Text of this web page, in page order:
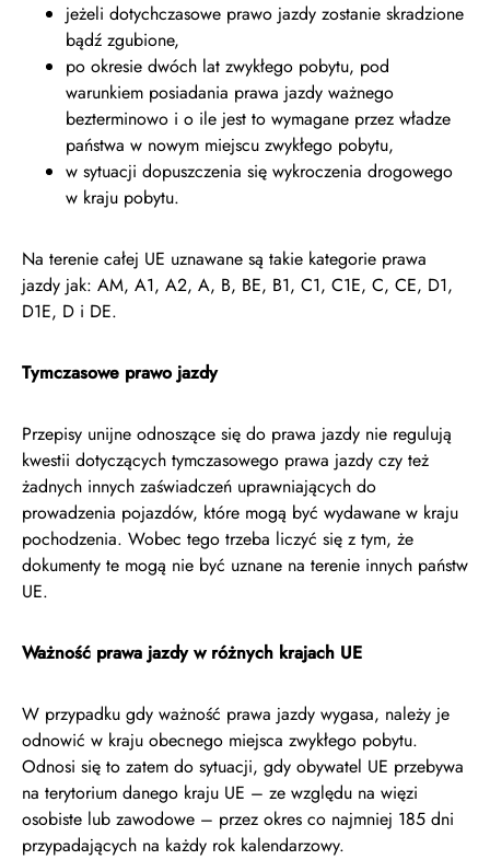
jeżeli dotychczasowe prawo jazdy zostanie skradzione
bądź zgubione,
po okresie dwóch lat zwykłego pobytu, pod
warunkiem posiadania prawa jazdy ważnego
bezterminowo i o ile jest to wymagane przez władze
państwa w nowym miejscu zwykłego pobytu,
w sytuacji dopuszczenia się wykroczenia drogowego
w kraju pobytu.
Na terenie całej UE uznawane są takie kategorie prawa
jazdy jak: AM, A1, A2, A, B, BE, B1, C1, C1E, C, CE, D1,
D1E, D i DE.
Tymczasowe prawo jazdy
Przepisy unijne odnoszące się do prawa jazdy nie regulują
kwestii dotyczących tymczasowego prawa jazdy czy też
żadnych innych zaświadczeń uprawniających do
prowadzenia pojazdów, które mogą być wydawane w kraju
pochodzenia. Wobec tego trzeba liczyć się z tym, że
dokumenty te mogą nie być uznane na terenie innych państw
UE.
Ważność prawa jazdy w różnych krajach UE
W przypadku gdy ważność prawa jazdy wygasa, należy je
odnowić w kraju obecnego miejsca zwykłego pobytu.
Odnosi się to zatem do sytuacji, gdy obywatel UE przebywa
na terytorium danego kraju UE – ze względu na więzi
osobiste lub zawodowe – przez okres co najmniej 185 dni
przypadających na każdy rok kalendarzowy.